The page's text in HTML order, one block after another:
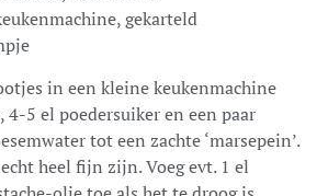
gekarteld
in een kleine keukenmachine
4-5 el poedersuiker en een paar
tot een zachte ‘marsepein’.
heel fijn zijn. Voeg evt. 1 el